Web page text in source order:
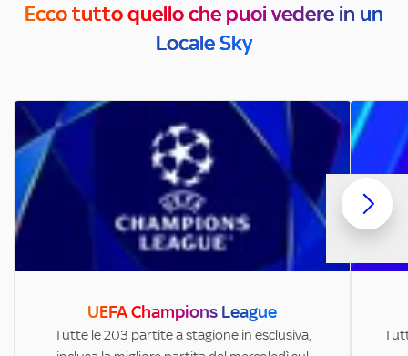
Ecco tutto quello che puoi vedere in un
Locale Sky
UEFA Champions League
Tutte le 203 partite a stagione in esclusiva,